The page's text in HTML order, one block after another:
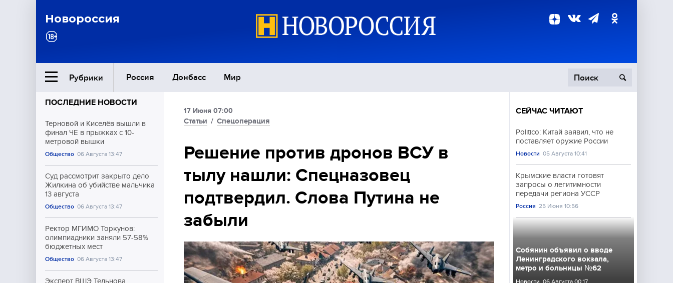
Новороссия
Рубрики Россия Донбасс Мир
Ближний Восток Политика
Общество
Экономика
Происшествия
Культура
Спорт
ПОСЛЕДНИЕ НОВОСТИ
Терновой и Киселёв вышли в
финал ЧЕ в прыжках с 10-
метровой вышки
Общество 06 Августа 13:47
Суд рассмотрит закрыто дело
Жилкина об убийстве мальчика
13 августа
Общество 06 Августа 13:47
Ректор МГИМО Торкунов:
олимпиадники заняли 57-58%
бюджетных мест
Общество 06 Августа 13:47
Эксперт ВШЭ Тельнова
17 Июня 07:00
Статьи / Спецоперация
Решение против дронов ВСУ в
тылу нашли: Спецназовец
подтвердил. Слова Путина не
забыли
СЕЙЧАС ЧИТАЮТ
Politico: Китай заявил, что не
поставляет оружие России
Новости 05 Августа 10:41
Крымские власти готовят
запросы о легитимности
передачи региона УССР
Россия 25 Июня 10:56
Собянин объявил о вводе
Ленинградского вокзала,
метро и больницы №62
Новости 06 Августа 00:17